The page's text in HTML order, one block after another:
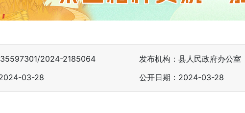
2024-2185064 发布机构：县人民政府办公室
03-28
公开日期：2024-03-28